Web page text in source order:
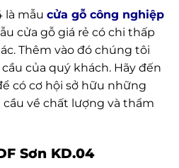
là mẫu cửa gỗ công nghiệp
cửa gỗ giá rẻ có chi thấp
Thêm vào đó chúng tôi
của quý khách. Hãy đến
có cơ hội sở hữu những
về chất lượng và thẩm
Sơn KD.04